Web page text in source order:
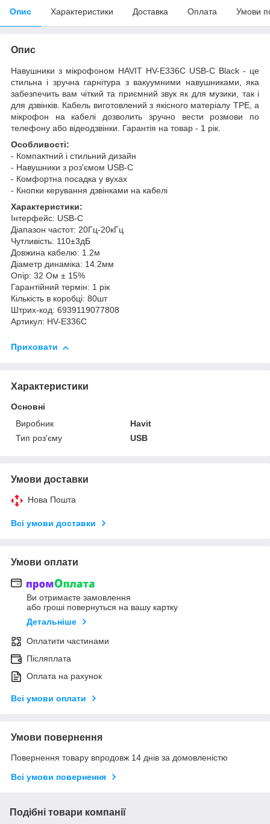
Опис Характеристики Доставка Оплата Умови
Опис
Навушники з мікрофоном HAVIT HV-E336C USB-C Black - це
стильна і зручна гарнітура з вакуумними навушниками, яка
забезпечить вам чіткий та приємний звук як для музики, так і
для дзвінків. Кабель виготовлений з якісного матеріалу TPE, а
мікрофон на кабелі дозволить зручно вести розмови по
телефону або відеодзвінки. Гарантія на товар - 1 рік.
Особливості:
- Компактний і стильний дизайн
- Навушники з роз'ємом USB-C
- Комфортна посадка у вухах
- Кнопки керування дзвінками на кабелі
Характеристики:
Інтерфейс: USB-C
Діапазон частот: 20Гц-20кГц
Чутливість: 110±3дБ
Довжина кабелю: 1.2м
Діаметр динаміка: 14.2мм
Опір: 32 Ом ± 15%
Гарантійний термін: 1 рік
Кількість в коробці: 80шт
Штрих-код: 6939119077808
Артикул: HV-E336C
Приховати
Характеристики
Основні
Виробник
Havit
Тип роз'єму
USB
Умови доставки
Нова Пошта
Всі умови доставки
Умови оплати
Ви отримаєте замовлення
або гроші повернуться на вашу картку
Детальніше
Оплатити частинами
Післяплата
Оплата на рахунок
Всі умови оплати
Умови повернення
Повернення товару впродовж 14 днів за домовленістю
Всі умови повернення
Подібні товари компанії